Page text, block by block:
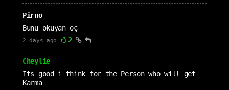
Pirno
Bunu okuyan oç
2 days ago 2
Cheylie
Its good i think for the Person who will get
Karma